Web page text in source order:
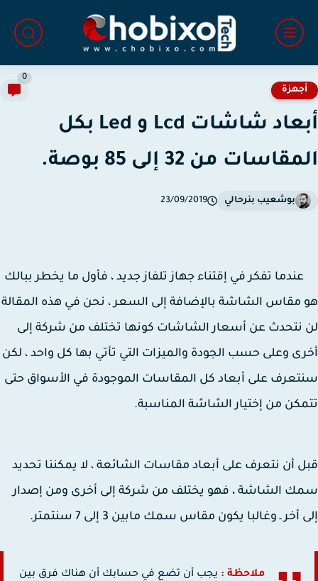
أبعاد شاشات Lcd و Led بكل
من 32 إلى 85 بوصة.
بوشعيب بنرحالي 23/09/2019
تفكر في إقتناء جهاز تلفاز جديد ، فأول ما يخطر ببالك
مقاس الشاشة بالإضافة إلى السعر ، نحن في هذه المقالة
نتحدث عن أسعار الشاشات كونها تختلف من شركة إلى
وعلى حسب الجودة والميزات التي تأتي بها كل واحد ، لكن
على أبعاد كل المقاسات الموجودة في الأسواق حتى
من إختيار الشاشة المناسبة.
أن نتعرف على أبعاد مقاسات الشائعة ، لا يمكننا تحديد
الشاشة ، فهو يختلف من شركة إلى أخرى ومن إصدار
أخر ـ وغالبا يكون مقاس سمك مابين 3 إلى 7 سنتمتر.
ملاحظة :يجب أن تضع في حسابك أن هناك فرق بين